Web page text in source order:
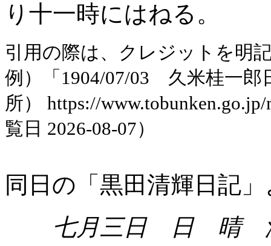
り十一時にはねる。
引用の際は、クレジットを明
例）「1904/07/03 久米桂一郎
所） https://
覧日 2026-08-07）
同日の「黒田清輝日記
七月三日 日 晴